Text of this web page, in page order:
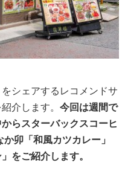
シェアするレコメンドサ
介します。 今回は週間で
らスターバックスコーヒ
卯「和風カツカレー」
をご紹介します。